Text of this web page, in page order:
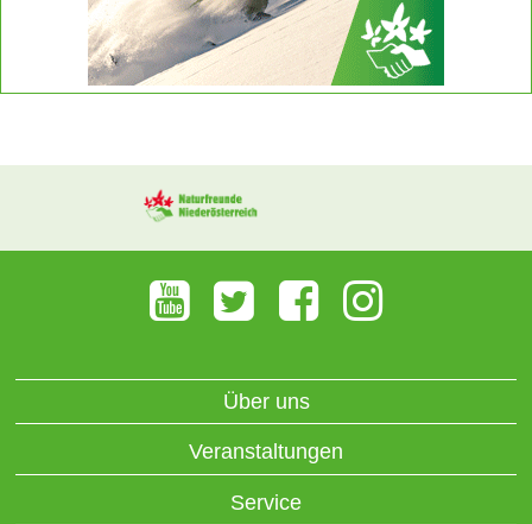
Über uns
Veranstaltungen
Service